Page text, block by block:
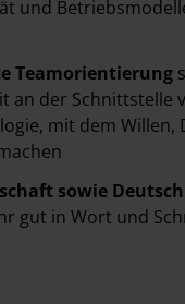
und
Teamorientierung
an der Schnittstelle
mit dem Willen,
sowie Deutsch
gut in Wort und